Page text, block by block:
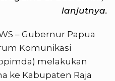
lanjutnya.
– Gubernur Papua
Komunikasi
melakukan
ke Kabupaten Raja